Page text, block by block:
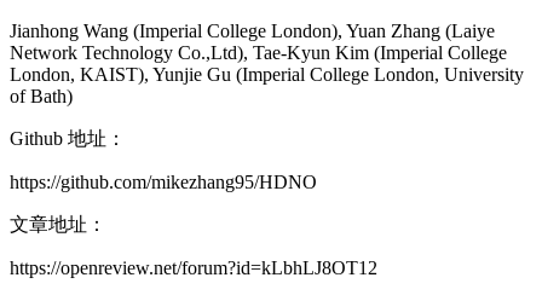
Jianhong Wang (Imperial College London), Yuan Zhang (Laiye
Network Technology Co.,Ltd), Tae-Kyun Kim (Imperial College
London, KAIST), Yunjie Gu (Imperial College London, University
of Bath)
Github 地址：
https://github.com/mikezhang95/HDNO
文章地址：
https://openreview.net/forum?id=kLbhLJ8OT12